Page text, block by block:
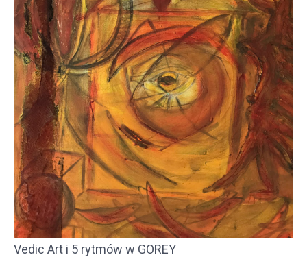
Vedic Art i 5 rytmów w GOREY